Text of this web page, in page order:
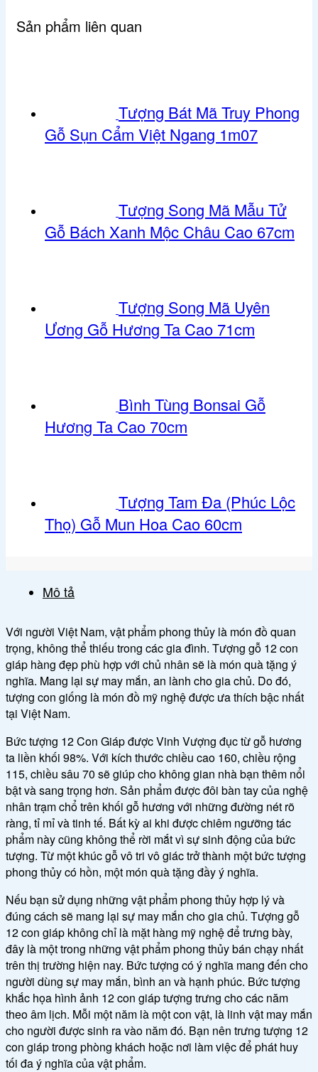
Gỗ
Hương
lượng
Sản phẩm liên quan
Tượng Bát Mã Truy Phong
Gỗ Sụn Cẩm Việt Ngang 1m07
Tượng Song Mã Mẫu Tử
Gỗ Bách Xanh Mộc Châu Cao 67cm
Tượng Song Mã Uyên
Ương Gỗ Hương Ta Cao 71cm
Bình Tùng Bonsai Gỗ
Hương Ta Cao 70cm
Tượng Tam Đa (Phúc Lộc
Thọ) Gỗ Mun Hoa Cao 60cm
Mô tả
Với người Việt Nam, vật phẩm phong thủy là món đồ quan
trọng, không thể thiếu trong các gia đình. Tượng gỗ 12 con
giáp hàng đẹp phù hợp với chủ nhân sẽ là món quà tặng ý
nghĩa. Mang lại sự may mắn, an lành cho gia chủ. Do đó,
tượng con giống là món đồ mỹ nghệ được ưa thích bậc nhất
tại Việt Nam.
Bức tượng 12 Con Giáp được Vinh Vượng đục từ gỗ hương
ta liền khối 98%. Với kích thước chiều cao 160, chiều rộng
115, chiều sâu 70 sẽ giúp cho không gian nhà bạn thêm nổi
bật và sang trọng hơn. Sản phẩm được đôi bàn tay của nghệ
nhân trạm chổ trên khối gỗ hương với những đường nét rõ
ràng, tỉ mỉ và tinh tế. Bất kỳ ai khi được chiêm ngưỡng tác
phẩm này cũng không thể rời mắt vì sự sinh động của bức
tượng. Từ một khúc gỗ vô tri vô giác trở thành một bức tượng
phong thủy có hồn, một món quà tặng đầy ý nghĩa.
Nếu bạn sử dụng những vật phẩm phong thủy hợp lý và
đúng cách sẽ mang lại sự may mắn cho gia chủ. Tượng gỗ
12 con giáp không chỉ là mặt hàng mỹ nghệ để trưng bày,
đây là một trong những vật phẩm phong thủy bán chạy nhất
trên thị trường hiện nay. Bức tượng có ý nghĩa mang đến cho
người dùng sự may mắn, bình an và hạnh phúc. Bức tượng
khắc họa hình ảnh 12 con giáp tượng trưng cho các năm
theo âm lịch. Mỗi một năm là một con vật, là linh vật may mắn
cho người được sinh ra vào năm đó. Bạn nên trưng tượng 12
con giáp trong phòng khách hoặc nơi làm việc để phát huy
tối đa ý nghĩa của vật phẩm.